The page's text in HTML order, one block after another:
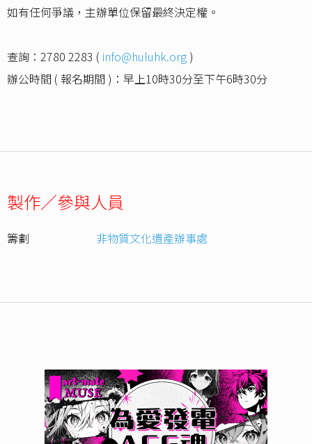
如有任何爭議，主辦單位保留最終決定權。
查詢：2780 2283 ( info@huluhk.org )
辦公時間 ( 報名期間 )：早上10時30分至下午6時30分
製作／參與人員
籌劃 非物質文化遺產辦事處